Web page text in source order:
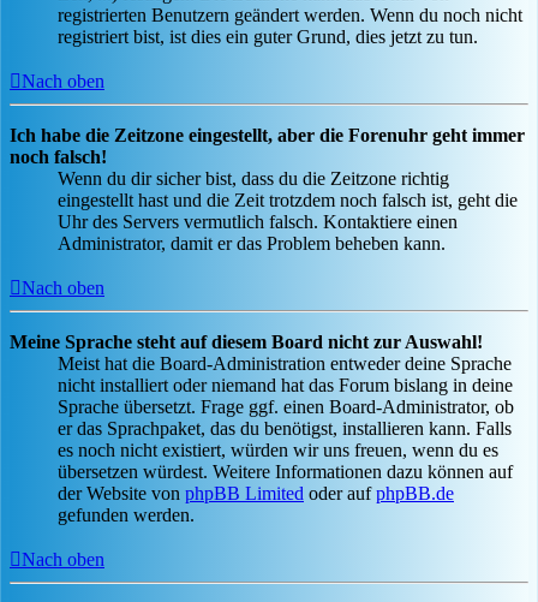
registrierten Benutzern geändert werden. Wenn du noch nicht
registriert bist, ist dies ein guter Grund, dies jetzt zu tun.
Nach oben
Ich habe die Zeitzone eingestellt, aber die Forenuhr geht immer
noch falsch!
Wenn du dir sicher bist, dass du die Zeitzone richtig
eingestellt hast und die Zeit trotzdem noch falsch ist, geht die
Uhr des Servers vermutlich falsch. Kontaktiere einen
Administrator, damit er das Problem beheben kann.
Nach oben
Meine Sprache steht auf diesem Board nicht zur Auswahl!
Meist hat die Board-Administration entweder deine Sprache
nicht installiert oder niemand hat das Forum bislang in deine
Sprache übersetzt. Frage ggf. einen Board-Administrator, ob
er das Sprachpaket, das du benötigst, installieren kann. Falls
es noch nicht existiert, würden wir uns freuen, wenn du es
übersetzen würdest. Weitere Informationen dazu können auf
der Website von phpBB Limited oder aufphpBB.de
gefunden werden.
Nach oben